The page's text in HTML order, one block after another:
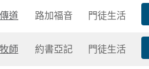
道 路加福音 門徒生活
師 約書亞記 門徒生活